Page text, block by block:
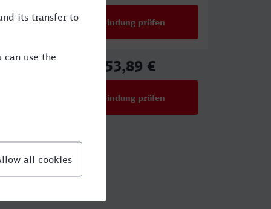
Verbindung prüfen
53,89 €
Verbindung prüfen